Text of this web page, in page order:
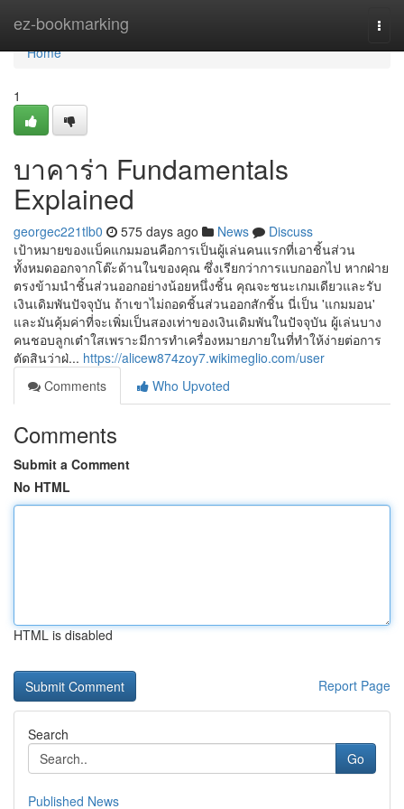
ez-bookmarking
Home
Home
1
บาคาร่า Fundamentals
Explained
georgec221tlb0 575 days ago News
Discuss
เป้าหมายของแบ็คแกมมอนคือการเป็นผู้เล่นคนแรกที่เอาชิ้นส่วน
ทั้งหมดออกจากโต๊ะด้านในของคุณ ซึ่งเรียกว่าการแบกออกไป หากฝ่าย
ตรงข้ามนำชิ้นส่วนออกอย่างน้อยหนึ่งชิ้น คุณจะชนะเกมเดียวและรับ
เงินเดิมพันปัจจุบัน ถ้าเขาไม่ถอดชิ้นส่วนออกสักชิ้น นี่เป็น 'แกมมอน'
และมันคุ้มค่าที่จะเพิ่มเป็นสองเท่าของเงินเดิมพันในปัจจุบัน ผู้เล่นบาง
คนชอบลูกเต๋าใสเพราะมีการทำเครื่องหมายภายในที่ทำให้ง่ายต่อการ
ตัดสินว่าฝ่... https://alicew874zoy7.wikimeglio.com/user
Comments
Who Upvoted
Comments
Submit a Comment
No HTML
HTML is disabled
Report Page
Search
Go
Published News